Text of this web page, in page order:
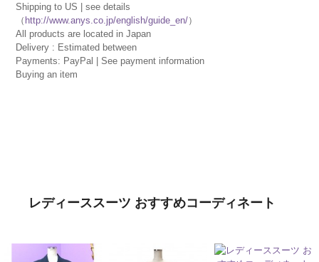
Shipping to US | see details
（ http://www.anys.co.jp/english/guide_en/）
All products are located in Japan
Delivery : Estimated between
Payments: PayPal | See payment information
Buying an item
レディーススーツ おすすめコーディネート